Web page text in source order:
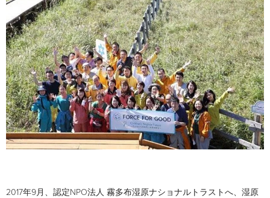
2017年9月、認定NPO法人 霧多布湿原ナショナルトラストへ、湿原